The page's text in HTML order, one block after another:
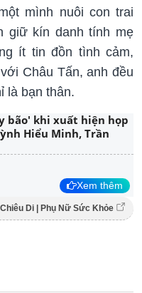
mình nuôi con trai
giữ kín danh tính mẹ
ít tin đồn tình cảm,
Châu Tấn, anh đều
là bạn thân.
bão' khi xuất hiện họp
Hiểu Minh, Trần
Xem thêm
Di | Phụ Nữ Sức Khỏe